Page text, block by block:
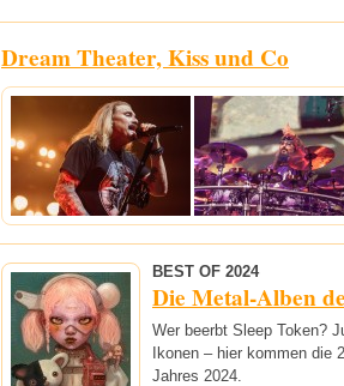
Dream Theater, Kiss und Co
BEST OF 2024
Die Metal-Alben
Wer beerbt Sleep Token?
Ikonen – hier kommen die
Jahres 2024.